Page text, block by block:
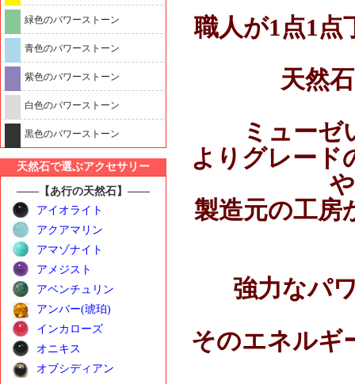
緑色のパワーストーン
青色のパワーストーン
紫色のパワーストーン
白色のパワーストーン
黒色のパワーストーン
天然石で選ぶアクセサリー
――【あ行の天然石】――
アイオライト
アクアマリン
アマゾナイト
アメジスト
アベンチュリン
アンバー(琥珀)
インカローズ
オニキス
オブシディアン
職人が1点1点
天然
ミューゼ
よりグレード
製造元の工房
強力なパワ
そのエネルギ